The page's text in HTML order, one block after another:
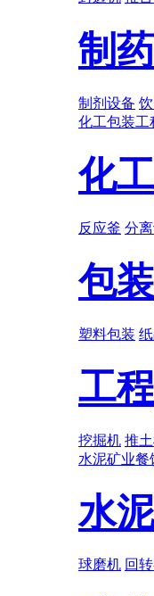
制药
制剂设备
化工包装工
化工
反应釜 分
包装
塑料包装
工程
挖掘机 推
水泥矿业餐
水泥
球磨机 回